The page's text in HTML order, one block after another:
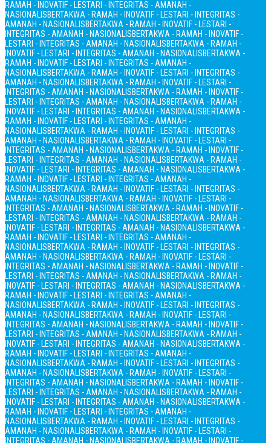
RAMAH - INOVATIF - LESTARI - INTEGRITAS - AMANAH -
NASIONALISBERTAKWA - RAMAH - INOVATIF - LESTARI - INTEGRITAS -
AMANAH - NASIONALISBERTAKWA - RAMAH - INOVATIF - LESTARI -
INTEGRITAS - AMANAH - NASIONALISBERTAKWA - RAMAH - INOVATIF -
LESTARI - INTEGRITAS - AMANAH - NASIONALISBERTAKWA - RAMAH -
INOVATIF - LESTARI - INTEGRITAS - AMANAH - NASIONALISBERTAKWA -
RAMAH - INOVATIF - LESTARI - INTEGRITAS - AMANAH -
NASIONALISBERTAKWA - RAMAH - INOVATIF - LESTARI - INTEGRITAS -
AMANAH - NASIONALISBERTAKWA - RAMAH - INOVATIF - LESTARI -
INTEGRITAS - AMANAH - NASIONALISBERTAKWA - RAMAH - INOVATIF -
LESTARI - INTEGRITAS - AMANAH - NASIONALISBERTAKWA - RAMAH -
INOVATIF - LESTARI - INTEGRITAS - AMANAH - NASIONALISBERTAKWA -
RAMAH - INOVATIF - LESTARI - INTEGRITAS - AMANAH -
NASIONALISBERTAKWA - RAMAH - INOVATIF - LESTARI - INTEGRITAS -
AMANAH - NASIONALISBERTAKWA - RAMAH - INOVATIF - LESTARI -
INTEGRITAS - AMANAH - NASIONALISBERTAKWA - RAMAH - INOVATIF -
LESTARI - INTEGRITAS - AMANAH - NASIONALISBERTAKWA - RAMAH -
INOVATIF - LESTARI - INTEGRITAS - AMANAH - NASIONALISBERTAKWA -
RAMAH - INOVATIF - LESTARI - INTEGRITAS - AMANAH -
NASIONALISBERTAKWA - RAMAH - INOVATIF - LESTARI - INTEGRITAS -
AMANAH - NASIONALISBERTAKWA - RAMAH - INOVATIF - LESTARI -
INTEGRITAS - AMANAH - NASIONALISBERTAKWA - RAMAH - INOVATIF -
LESTARI - INTEGRITAS - AMANAH - NASIONALISBERTAKWA - RAMAH -
INOVATIF - LESTARI - INTEGRITAS - AMANAH - NASIONALISBERTAKWA -
RAMAH - INOVATIF - LESTARI - INTEGRITAS - AMANAH -
NASIONALISBERTAKWA - RAMAH - INOVATIF - LESTARI - INTEGRITAS -
AMANAH - NASIONALISBERTAKWA - RAMAH - INOVATIF - LESTARI -
INTEGRITAS - AMANAH - NASIONALISBERTAKWA - RAMAH - INOVATIF -
LESTARI - INTEGRITAS - AMANAH - NASIONALISBERTAKWA - RAMAH -
INOVATIF - LESTARI - INTEGRITAS - AMANAH - NASIONALISBERTAKWA -
RAMAH - INOVATIF - LESTARI - INTEGRITAS - AMANAH -
NASIONALISBERTAKWA - RAMAH - INOVATIF - LESTARI - INTEGRITAS -
AMANAH - NASIONALISBERTAKWA - RAMAH - INOVATIF - LESTARI -
INTEGRITAS - AMANAH - NASIONALISBERTAKWA - RAMAH - INOVATIF -
LESTARI - INTEGRITAS - AMANAH - NASIONALISBERTAKWA - RAMAH -
INOVATIF - LESTARI - INTEGRITAS - AMANAH - NASIONALISBERTAKWA -
RAMAH - INOVATIF - LESTARI - INTEGRITAS - AMANAH -
NASIONALISBERTAKWA - RAMAH - INOVATIF - LESTARI - INTEGRITAS -
AMANAH - NASIONALISBERTAKWA - RAMAH - INOVATIF - LESTARI -
INTEGRITAS - AMANAH - NASIONALISBERTAKWA - RAMAH - INOVATIF -
LESTARI - INTEGRITAS - AMANAH - NASIONALISBERTAKWA - RAMAH -
INOVATIF - LESTARI - INTEGRITAS - AMANAH - NASIONALISBERTAKWA -
RAMAH - INOVATIF - LESTARI - INTEGRITAS - AMANAH -
NASIONALISBERTAKWA - RAMAH - INOVATIF - LESTARI - INTEGRITAS -
AMANAH - NASIONALISBERTAKWA - RAMAH - INOVATIF - LESTARI -
INTEGRITAS - AMANAH - NASIONALISBERTAKWA - RAMAH - INOVATIF -